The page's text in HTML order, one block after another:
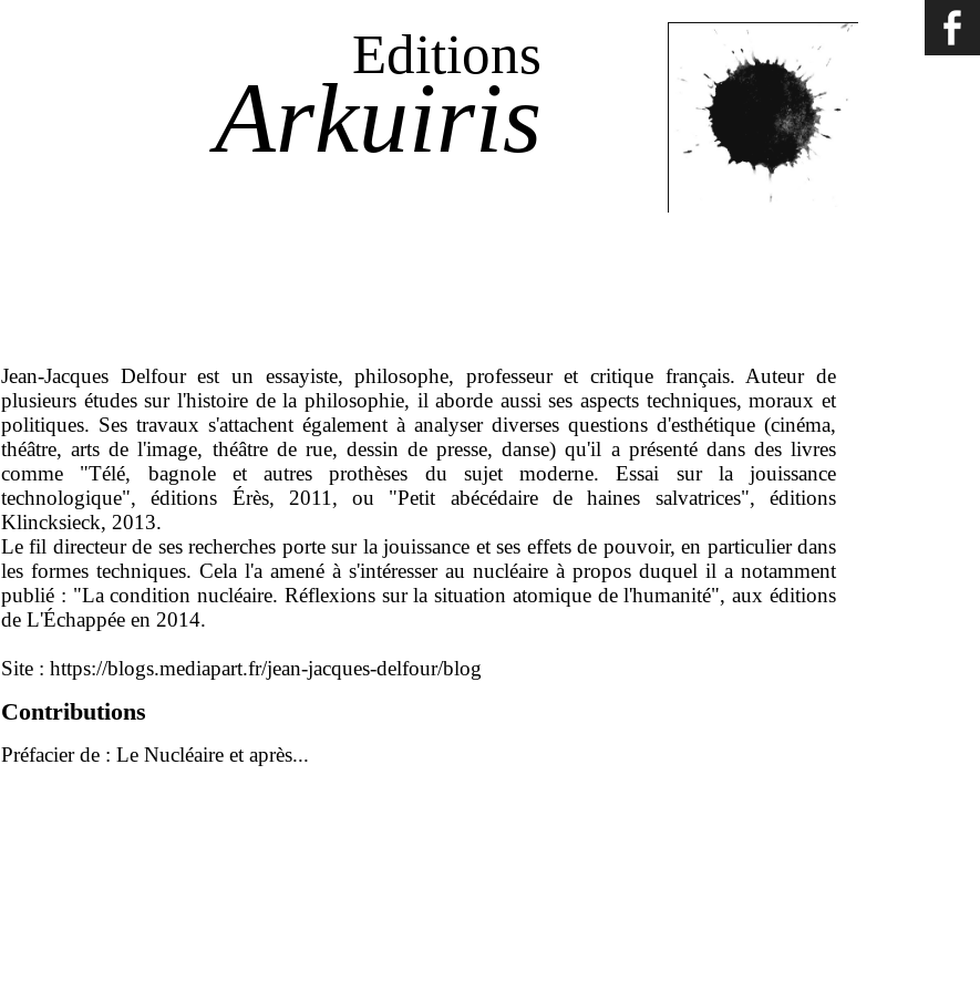
Editions
Arkuiris
Jean-Jacques Delfour est un essayiste, philosophe, professeur et critique français. Auteur de
plusieurs études sur l'histoire de la philosophie, il aborde aussi ses aspects techniques, moraux et
politiques. Ses travaux s'attachent également à analyser diverses questions d'esthétique (cinéma,
théâtre, arts de l'image, théâtre de rue, dessin de presse, danse) qu'il a présenté dans des livres
comme "Télé, bagnole et autres prothèses du sujet moderne. Essai sur la jouissance
technologique", éditions Érès, 2011, ou "Petit abécédaire de haines salvatrices", éditions
Klincksieck, 2013.
Le fil directeur de ses recherches porte sur la jouissance et ses effets de pouvoir, en particulier dans
les formes techniques. Cela l'a amené à s'intéresser au nucléaire à propos duquel il a notamment
publié : "La condition nucléaire. Réflexions sur la situation atomique de l'humanité", aux éditions
de L'Échappée en 2014.
Site : https://blogs.mediapart.fr/jean-jacques-delfour/blog
Contributions
Préfacier de : Le Nucléaire et après...